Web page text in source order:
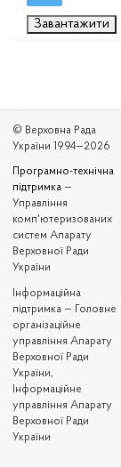
Завантажити
© Верховна Рада
України 1994—2026
Програмно-технічна
підтримка —
Управління
комп'ютеризованих
систем Апарату
Верховної Ради
України
Iнформаційна
підтримка — Головне
організаційне
управління Апарату
Верховної Ради
України,
Інформаційне
управління Апарату
Верховної Ради
України